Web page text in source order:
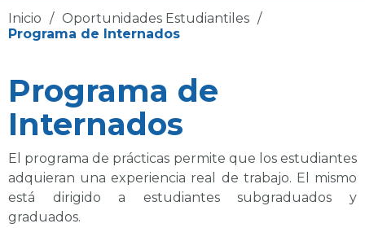
Inicio / Oportunidades Estudiantiles /
Programa de Internados
Programa de
Internados
El programa de prácticas permite que los estudiantes
adquieran una experiencia real de trabajo. El mismo
está dirigido a estudiantes subgraduados y
graduados.